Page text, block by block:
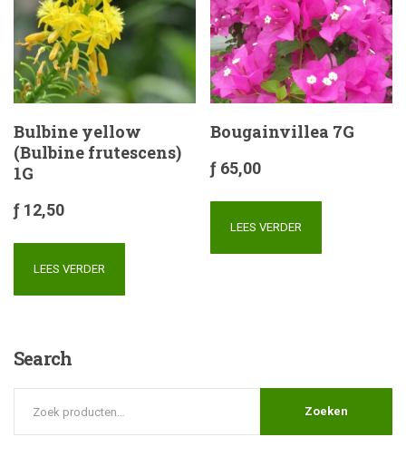
Bulbine yellow
(Bulbine frutescens)
1G
ƒ 12,50
LEES VERDER
Bougainvillea 7G
ƒ 65,00
LEES VERDER
Search
Zoeken